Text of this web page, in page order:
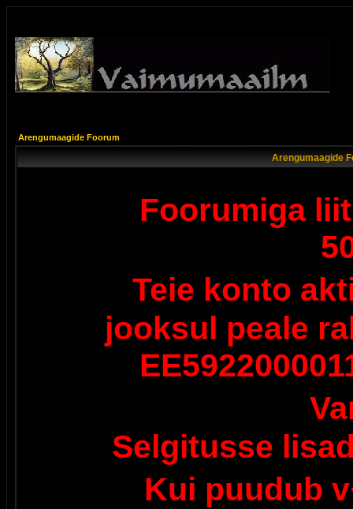
Arengumaagide Foorum
Arengumaagide
Foorumiga
Teie konto
jooksul peale
Selgitusse
Kui puudub